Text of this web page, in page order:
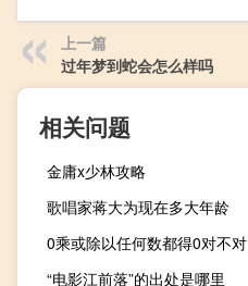
上一篇
过年梦到蛇会怎么样吗
相关问题
金庸x少林攻略
歌唱家蒋大为现在多大年龄
0乘或除以任何数都得0对不对
“电影江前落”的出处是哪里